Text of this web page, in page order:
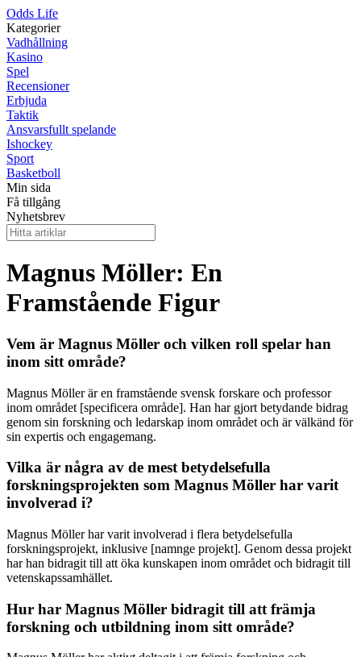
Odds Life
Kategorier
Vadhållning
Kasino
Spel
Recensioner
Erbjuda
Taktik
Ansvarsfullt spelande
Ishockey
Sport
Basketboll
Min sida
Få tillgång
Nyhetsbrev
Magnus Möller: En
Framstående Figur
Vem är Magnus Möller och vilken roll spelar han
inom sitt område?
Magnus Möller är en framstående svensk forskare och professor
inom området [specificera område]. Han har gjort betydande bidrag
genom sin forskning och ledarskap inom området och är välkänd för
sin expertis och engagemang.
Vilka är några av de mest betydelsefulla
forskningsprojekten som Magnus Möller har varit
involverad i?
Magnus Möller har varit involverad i flera betydelsefulla
forskningsprojekt, inklusive [namnge projekt]. Genom dessa projekt
har han bidragit till att öka kunskapen inom området och bidragit till
vetenskapssamhället.
Hur har Magnus Möller bidragit till att främja
forskning och utbildning inom sitt område?